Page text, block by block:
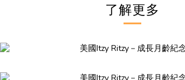
了解更多